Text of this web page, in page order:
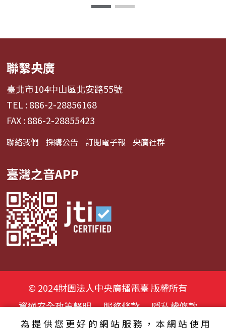
聯繫央廣
臺北市104中山區北安路55號
TEL : 886-2-28856168
FAX : 886-2-28855423
聯絡我們 採購公告 訂閱電子報 央廣社群
臺灣之音APP
© 2024財團法人中央廣播電臺 版權所有
資通安全政策聲明
服務條款
隱私權條款
為提供您更好的網站服務，本網站使用